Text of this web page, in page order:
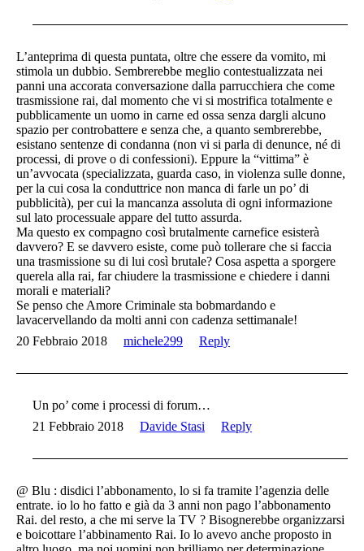
L’anteprima di questa puntata, oltre che essere da vomito, mi
stimola un dubbio. Sembrerebbe meglio contestualizzata nei
panni una accorata conversazione dalla parrucchiera che come
trasmissione rai, dal momento che vi si mostrifica totalmente e
pubblicamente un uomo in carne ed ossa senza dargli alcuno
spazio per controbattere e senza che, a quanto sembrerebbe,
esistano sentenze di condanna (non vi si parla di denunce, né di
processi, di prove o di confessioni). Eppure la “vittima” è
un’avvocata (specializzata, guarda caso, in violenza sulle donne,
per la cui cosa la conduttrice non manca di farle un po’ di
pubblicità), per cui la mancanza assoluta di ogni informazione
sul lato processuale appare del tutto assurda.
Ma questo ex compagno così brutalmente carnefice esisterà
davvero? E se davvero esiste, come può tollerare che si faccia
una trasmissione su di lui così brutale? Cosa aspetta a sporgere
querela alla rai, far chiudere la trasmissione e chiedere i danni
morali e materiali?
Se penso che Amore Criminale sta bobmardando e
lavacervellando da molti anni con cadenza settimanale!
20 Febbraio 2018
michele299 Reply
Un po’ come i processi di forum…
21 Febbraio 2018
Davide Stasi Reply
@ Blu : disdici l’abbonamento, lo si fa tramite l’agenzia delle
entrate. io lo ho fatto e già da 3 anni non pago l’abbonamento
Rai. del resto, a che mi serve la TV ? Bisognerebbe organizzarsi
e boicottare l’abbinamento Rai. Io lo avevo anche proposto in